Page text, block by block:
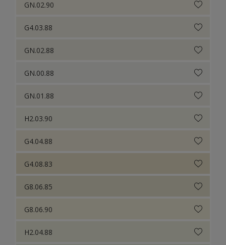
GN.02.90
G4.03.88
GN.02.88
GN.00.88
GN.01.88
H2.03.90
G4.04.88
G4.08.83
G8.06.85
G8.06.90
H2.04.88